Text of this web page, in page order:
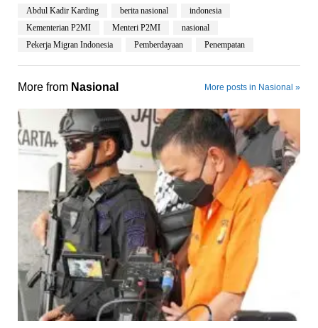
Abdul Kadir Karding berita nasional
indonesia
Kementerian P2MI
Menteri P2MI
nasional
Pekerja Migran Indonesia
Pemberdayaan Penempatan
More from Nasional More posts in Nasional »